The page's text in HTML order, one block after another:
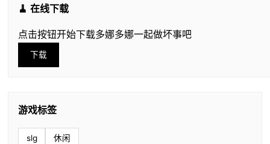
🧹 在线下载
点击按钮开始下载多娜多娜一起做坏事吧
下载
游戏标签
slg 休闲